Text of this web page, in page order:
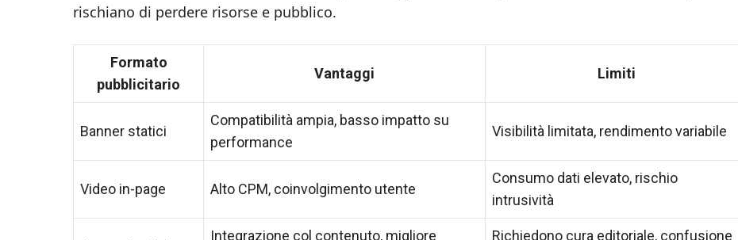
rischiano di perdere risorse e pubblico.
Formato
pubblicitario
Vantaggi Limiti
Banner statici
Compatibilità ampia, basso impatto su
performance
Visibilità limitata, rendimento variabile
Video in-page Alto CPM, coinvolgimento utente
Consumo dati elevato, rischio
intrusività
Integrazione col contenuto, migliore
Richiedono cura editoriale, confusione